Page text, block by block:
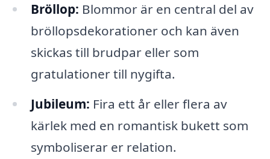
Bröllop: Blommor är en central del av
bröllopsdekorationer och kan även
skickas till brudpar eller som
gratulationer till nygifta.
Jubileum: Fira ett år eller flera av
kärlek med en romantisk bukett som
symboliserar er relation.